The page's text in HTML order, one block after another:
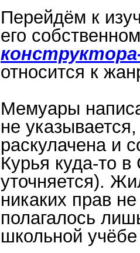
Перейдём к
его
относится к
Мемуары
не
раскулачена и
Курья куда-то
уточняется).
никаких прав
полагалось
школьной